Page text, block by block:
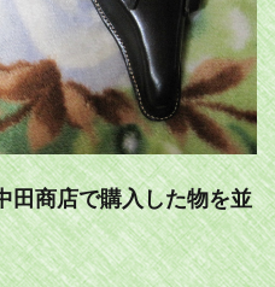
田商店で購入した物を並